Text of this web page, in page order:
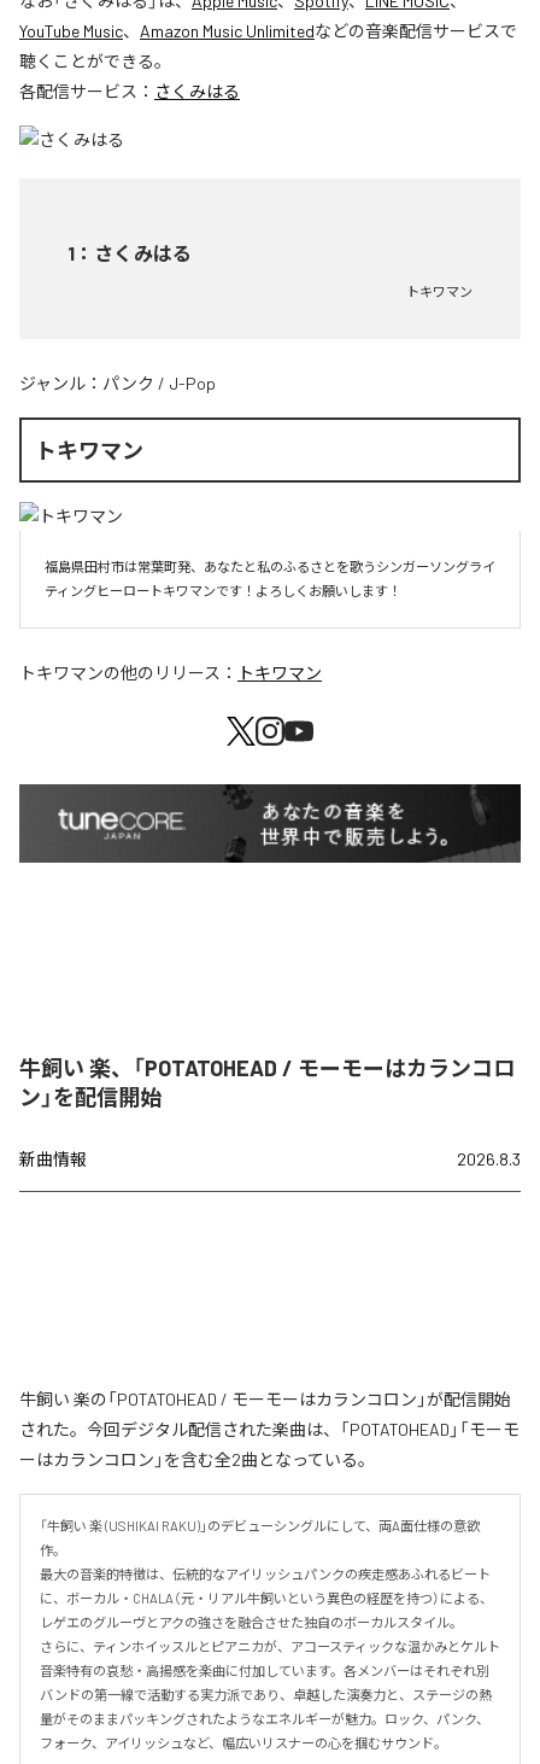
YouTube Music、 Amazon Music Unlimitedなどの音楽配信サービスで
聴くことができる。
各配信サービス： さくみはる
1 ： さくみはる
トキワマン
ジャンル： パンク / J-Pop
トキワマン
福島県田村市は常葉町発、あなたと私のふるさとを歌うシンガーソングライ
ティングヒーロートキワマンです！よろしくお願いします！
トキワマンの他のリリース： トキワマン
牛飼い 楽、「POTATOHEAD / モーモーはカランコロ
ン」を配信開始
新曲情報 2026.8.3
牛飼い 楽の「POTATOHEAD / モーモーはカランコロン」が配信開始
された。今回デジタル配信された楽曲は、「POTATOHEAD」「モーモ
ーはカランコロン」を含む全2曲となっている。
「牛飼い 楽 (USHIKAI RAKU)」のデビューシングルにして、両A面仕様の意欲
作。
最大の音楽的特徴は、伝統的なアイリッシュパンクの疾走感あふれるビート
に、ボーカル・CHALA（元・リアル牛飼いという異色の経歴を持つ）による、
レゲエのグルーヴとアクの強さを融合させた独自のボーカルスタイル。
さらに、ティンホイッスルとピアニカが、アコースティックな温かみとケルト
音楽特有の哀愁・高揚感を楽曲に付加しています。各メンバーはそれぞれ別
バンドの第一線で活動する実力派であり、卓越した演奏力と、ステージの熱
量がそのままパッキングされたようなエネルギーが魅力。ロック、パンク、
フォーク、アイリッシュなど、幅広いリスナーの心を掴むサウンド。